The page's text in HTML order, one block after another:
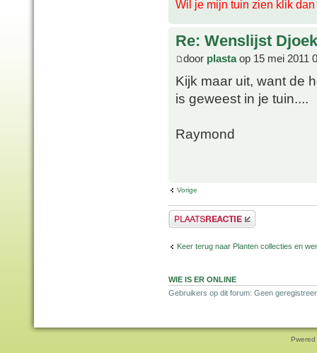
Wil je mijn tuin zien klik dan
Re: Wenslijst
door plastaop 15 mei 2011
Kijk maar uit, want de
is geweest in je tuin....
Raymond
Vorige
Plaats een reactie
Keer terug naar Planten collecties en
WIE IS ER ONLINE
Gebruikers op dit forum: Geen